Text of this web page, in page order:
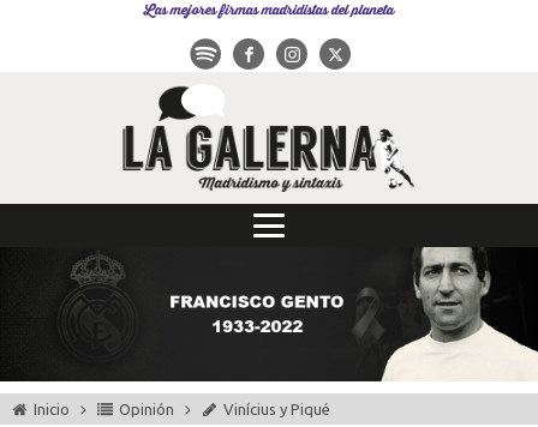
Las mejores firmas madridistas del planeta
Inicio Opinión Vinícius y Piqué